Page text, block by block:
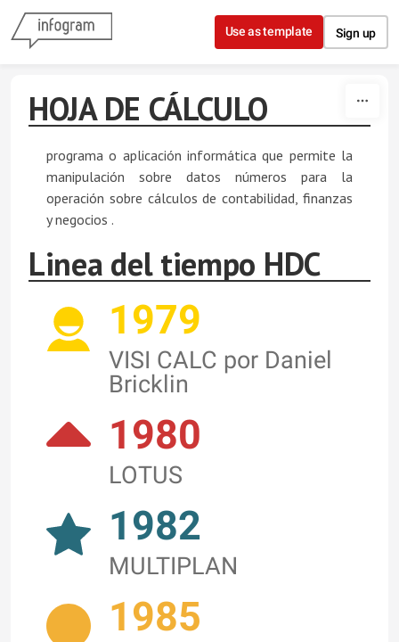
Skip to content
Use as template Sign up
HOJA DE CÁLCULO
programa o aplicación informática que permite la
manipulación sobre datos números para la
operación sobre cálculos de contabilidad, finanzas
y negocios .
Linea del tiempo HDC
1979
VISI CALC por Daniel
Bricklin
1980
LOTUS
1982
MULTIPLAN
1985